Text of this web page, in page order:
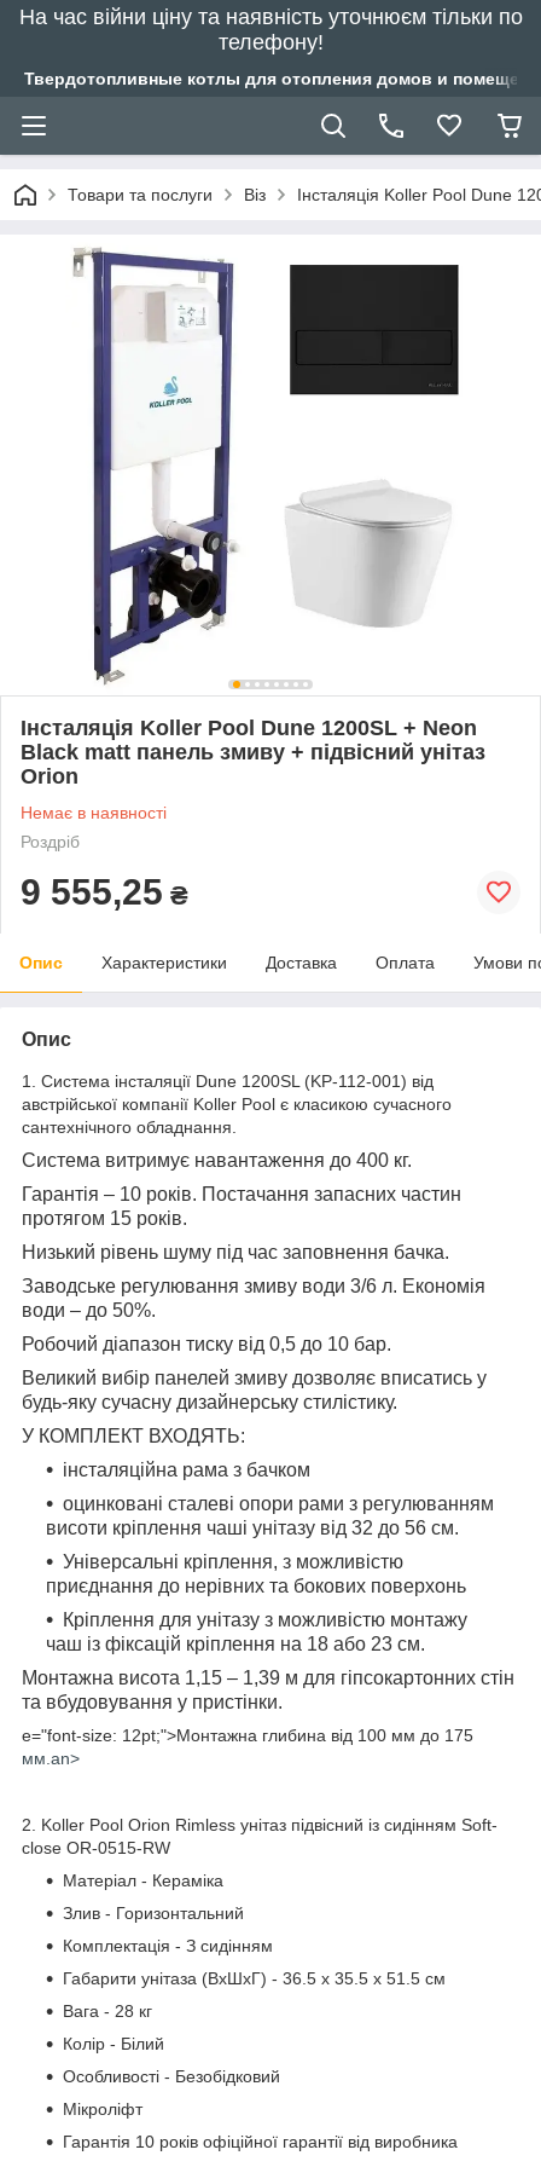
На час війни ціну та наявність уточнюєм тільки по
телефону!
Твердотопливные котлы для отопления домов и
Товари та послуги Віз Інсталяція Koller Pool Dune
Інсталяція Koller Pool Dune 1200SL + Neon
Black matt панель змиву + підвісний унітаз
Orion
Немає в наявності
Роздріб
9 555,25 ₴
Опис Характеристики Доставка Оплата Умови
Опис
1. Система інсталяції Dune 1200SL (KP-112-001) від
австрійської компанії Koller Pool є класикою сучасного
сантехнічного обладнання.
Система витримує навантаження до 400 кг.
Гарантія – 10 років. Постачання запасних частин
протягом 15 років.
Низький рівень шуму під час заповнення бачка.
Заводське регулювання змиву води 3/6 л. Економія
води – до 50%.
Робочий діапазон тиску від 0,5 до 10 бар.
Великий вибір панелей змиву дозволяє вписатись у
будь-яку сучасну дизайнерську стилістику.
У КОМПЛЕКТ ВХОДЯТЬ:
інсталяційна рама з бачком
оцинковані сталеві опори рами з регулюванням
висоти кріплення чаші унітазу від 32 до 56 см.
Універсальні кріплення, з можливістю
приєднання до нерівних та бокових поверхонь
Кріплення для унітазу з можливістю монтажу
чаш із фіксацій кріплення на 18 або 23 см.
Монтажна висота 1,15 – 1,39 м для гіпсокартонних стін
та вбудовування у пристінки.
e="font-size: 12pt;">Монтажна глибина від 100 мм до 175
мм.an>
2. Koller Pool Orion Rimless унітаз підвісний із сидінням Soft-
close OR-0515-RW
Матеріал - Кераміка
Злив - Горизонтальний
Комплектація - З сидінням
Габарити унітаза (ВхШхГ) - 36.5 х 35.5 x 51.5 см
Вага - 28 кг
Колір - Білий
Особливості - Безобідковий
Мікроліфт
Гарантія 10 років офіційної гарантії від виробника